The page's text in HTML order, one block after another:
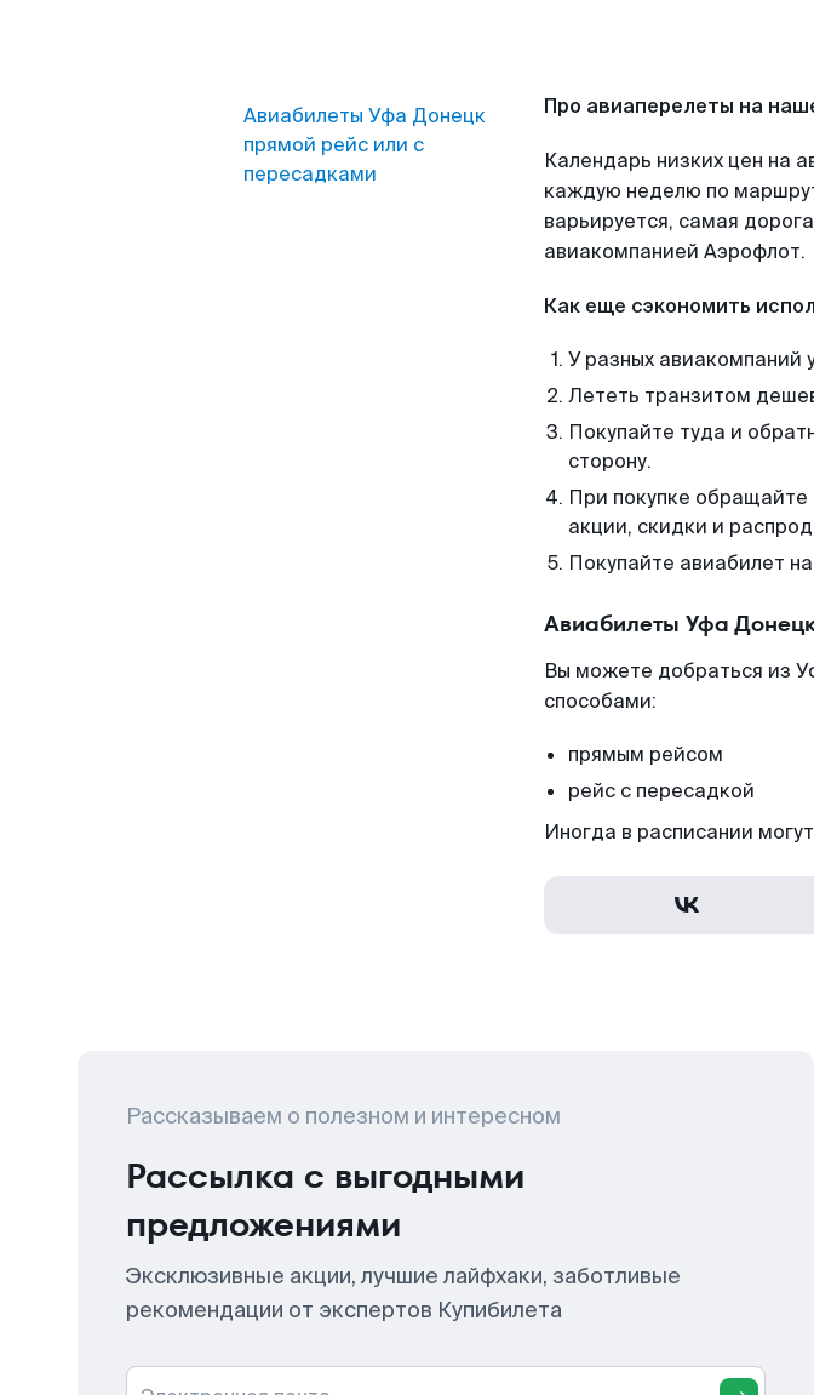
Авиабилеты Уфа Донецк
прямой рейс или с
пересадками
Про авиаперелеты на
Календарь низких цен на
каждую неделю по
варьируется, самая
авиакомпанией Аэрофлот.
Как еще сэкономить
У разных авиакомпаний
Лететь транзитом
Покупайте туда и
сторону.
При покупке
акции, скидки и
Покупайте авиабилет
Авиабилеты Уфа
Вы можете добраться из
способами:
прямым рейсом
рейс с пересадкой
Иногда в расписании
Рассказываем о полезном и интересном
Рассылка с выгодными
предложениями
Эксклюзивные акции, лучшие лайфхаки, заботливые
рекомендации от экспертов Купибилета